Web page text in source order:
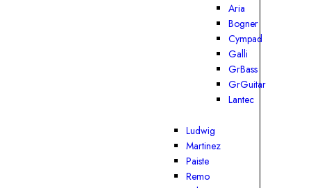
Aria
Bogner
Cympad
Galli
GrBass
GrGuitar
Lantec
Ludwig
Martinez
Paiste
Remo